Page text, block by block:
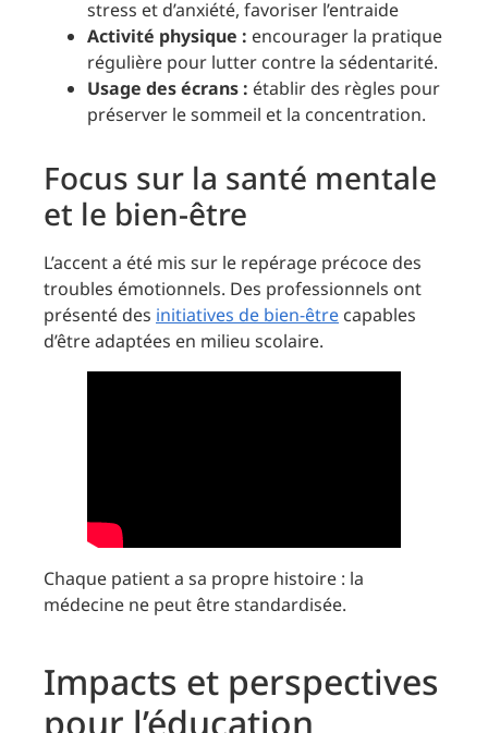
stress et d’anxiété, favoriser l’entraide
Activité physique : encourager la pratique
régulière pour lutter contre la sédentarité.
Usage des écrans : établir des règles pour
préserver le sommeil et la concentration.
Focus sur la santé mentale
et le bien-être
L’accent a été mis sur le repérage précoce des
troubles émotionnels. Des professionnels ont
présenté des initiatives de bien-être capables
d’être adaptées en milieu scolaire.
Chaque patient a sa propre histoire : la
médecine ne peut être standardisée.
Impacts et perspectives
pour l’éducation